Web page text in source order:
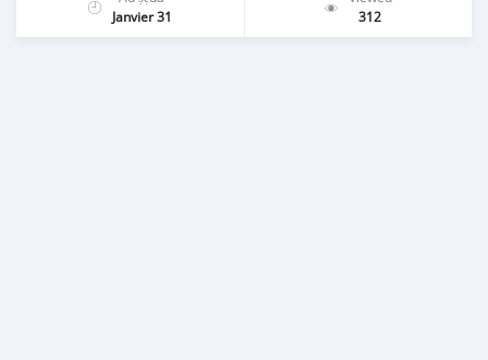
Janvier 31
312